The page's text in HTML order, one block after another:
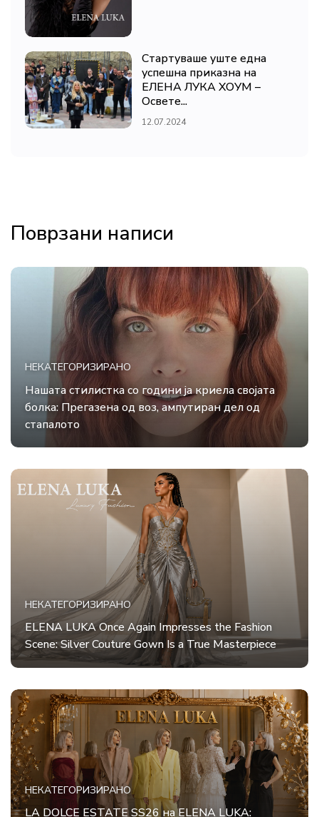
Стартуваше уште една
успешна приказна на
ЕЛЕНА ЛУКА ХОУМ –
Освете...
12.07.2024
Поврзани написи
НЕКАТЕГОРИЗИРАНО
Нашата стилистка со години ја криела својата
болка: Прегазена од воз, ампутиран дел од
стапалото
НЕКАТЕГОРИЗИРАНО
ELENA LUKA Once Again Impresses the Fashion
Scene: Silver Couture Gown Is a True Masterpiece
НЕКАТЕГОРИЗИРАНО
LA DOLCE ESTATE SS26 на ELENA LUKA: